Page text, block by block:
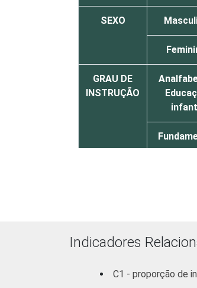
SEXO
GRAU DE
INSTRUÇÃO
ETÁRIA
anos
Indicadores
C1 - proporção de